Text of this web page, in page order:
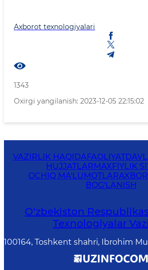
Axborot texnologiyalari
1343
Oxirgi yangilanish: 2023-12-05 22:15:02
VAZIRLIK HAQIDAFAOLIYAT
HUJJATLARMAXFIYLIK
OCHIQ MA'LUMOTLAR
BOG'LANISH
O‘zbekiston
Texnologiyalar
100164, Toshkent shahri, Ibrohim